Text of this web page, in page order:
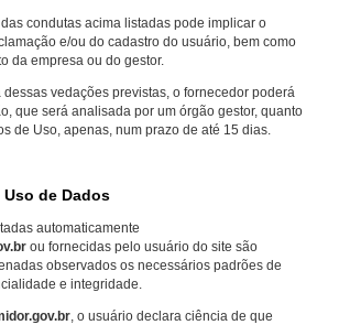
condutas acima listadas pode implicar o
e/ou do cadastro do usuário, bem como
da empresa ou do gestor.
vedações previstas, o fornecedor poderá
que será analisada por um órgão gestor, quanto
de Uso, apenas, num prazo de até 15 dias.
de Dados
automaticamente
ou fornecidas pelo usuário do site são
observados os necessários padrões de
e integridade.
, o usuário declara ciência de que